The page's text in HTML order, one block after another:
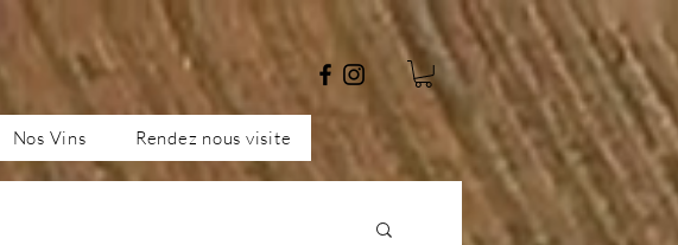
Nos Vins Rendez nous visite